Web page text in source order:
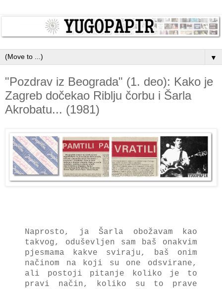
▼
"Pozdrav iz Beograda" (1. deo): Kako je
Zagreb dočekao Riblju čorbu i Šarla
Akrobatu... (1981)
Naprosto, ja Šarla obožavam kao
takvog, oduševljen sam baš onakvim
pjesmama kakve sviraju, baš onim
načinom na koji su one odsvirane,
ali postoji pitanje koliko je to
pravi način, koliko su to prave